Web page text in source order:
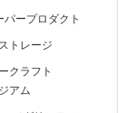
パープロダクト
トレージ
クラフト
アム